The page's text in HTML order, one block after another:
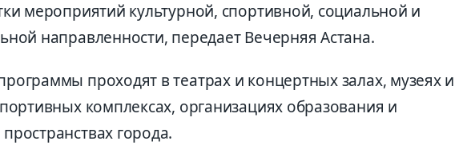
мероприятий культурной, спортивной, социальной и
направленности, передает Вечерняя Астана.
проходят в театрах и концертных залах, музеях и
комплексах, организациях образования и
города.